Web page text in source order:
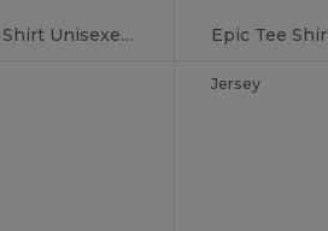
RE CRUSADER Tee Shirt Unisexe Col Rond
Jersey